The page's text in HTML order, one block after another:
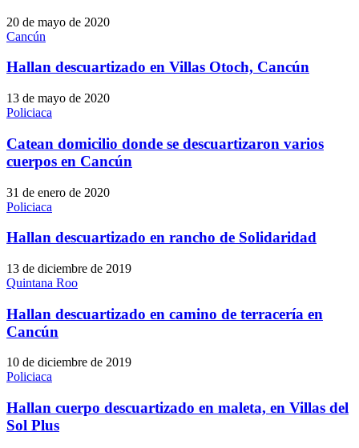
20 de mayo de 2020
Cancún
Hallan descuartizado en Villas Otoch, Cancún
13 de mayo de 2020
Policiaca
Catean domicilio donde se descuartizaron varios
cuerpos en Cancún
31 de enero de 2020
Policiaca
Hallan descuartizado en rancho de Solidaridad
13 de diciembre de 2019
Quintana Roo
Hallan descuartizado en camino de terracería en
Cancún
10 de diciembre de 2019
Policiaca
Hallan cuerpo descuartizado en maleta, en Villas del
Sol Plus